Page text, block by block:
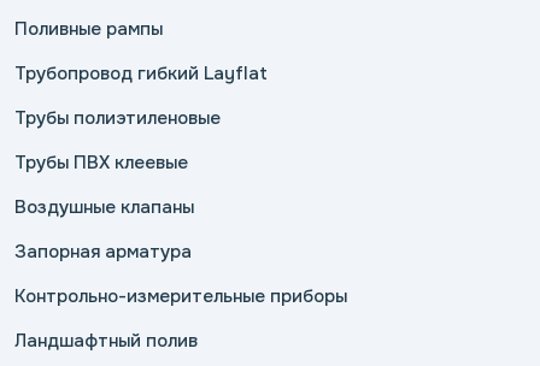
Поливные рампы
Трубопровод гибкий Layflat
Трубы полиэтиленовые
Трубы ПВХ клеевые
Воздушные клапаны
Запорная арматура
Контрольно-измерительные приборы
Ландшафтный полив